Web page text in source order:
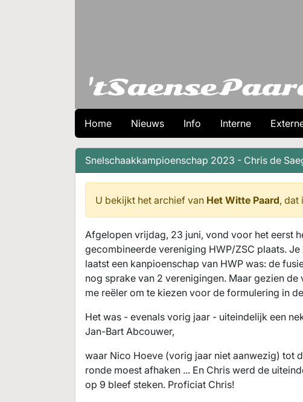
Home Nieuws Info Interne
Snelschaakkampioenschap 2023 - Chris de
U bekijkt het archief van Het Witte Paard, dat
Afgelopen vrijdag, 23 juni, vond voor het eerst
gecombineerde vereniging HWP/ZSC plaats.
laatst een kanpioenschap van HWP was: de
nog sprake van 2 verenigingen. Maar gezien
me reëler om te kiezen voor de formulering in
Het was - evenals vorig jaar - uiteindelijk een
Jan-Bart Abcouwer,
waar Nico Hoeve (vorig jaar niet aanwezig) tot
ronde moest afhaken ... En Chris werd de
op 9 bleef steken. Proficiat Chris!